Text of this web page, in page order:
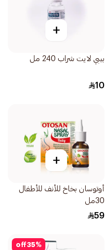
+
بيبي لايت شراب 240 مل
10
+
أوتوسان بخاخ للأنف للأطفال
30مل
59
35%
off